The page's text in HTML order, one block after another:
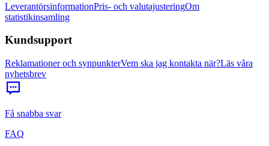
LeverantörsinformationPris- och valutajusteringOm
statistikinsamling
Kundsupport
Reklamationer och synpunkterVem ska jag kontakta när?Läs våra
nyhetsbrev
Få snabba svar
FAQ